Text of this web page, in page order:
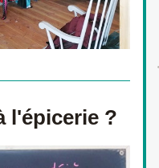
l'épicerie ?